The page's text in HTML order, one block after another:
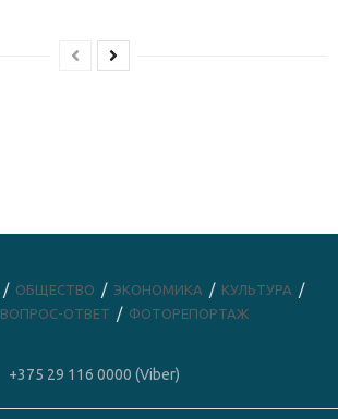
ОБЩЕСТВО ЭКОНОМИКА
КУЛЬТУРА
ВОПРОС-ОТВЕТ ФОТОРЕПОРТАЖ
+375 29 116 0000 (Viber)